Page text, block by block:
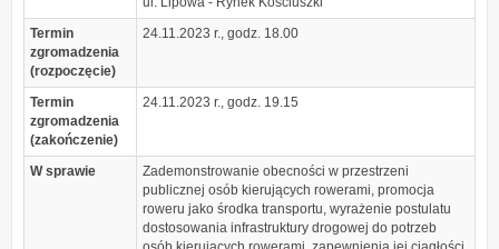
Termin
zgromadzenia
(rozpoczęcie)
24.11.2023 r., godz. 18.00
Termin
zgromadzenia
(zakończenie)
24.11.2023 r., godz. 19.15
W sprawie
Zademonstrowanie obecności w przestrzeni
publicznej osób kierujących rowerami, promocja
roweru jako środka transportu, wyrażenie postulatu
dostosowania infrastruktury drogowej do potrzeb